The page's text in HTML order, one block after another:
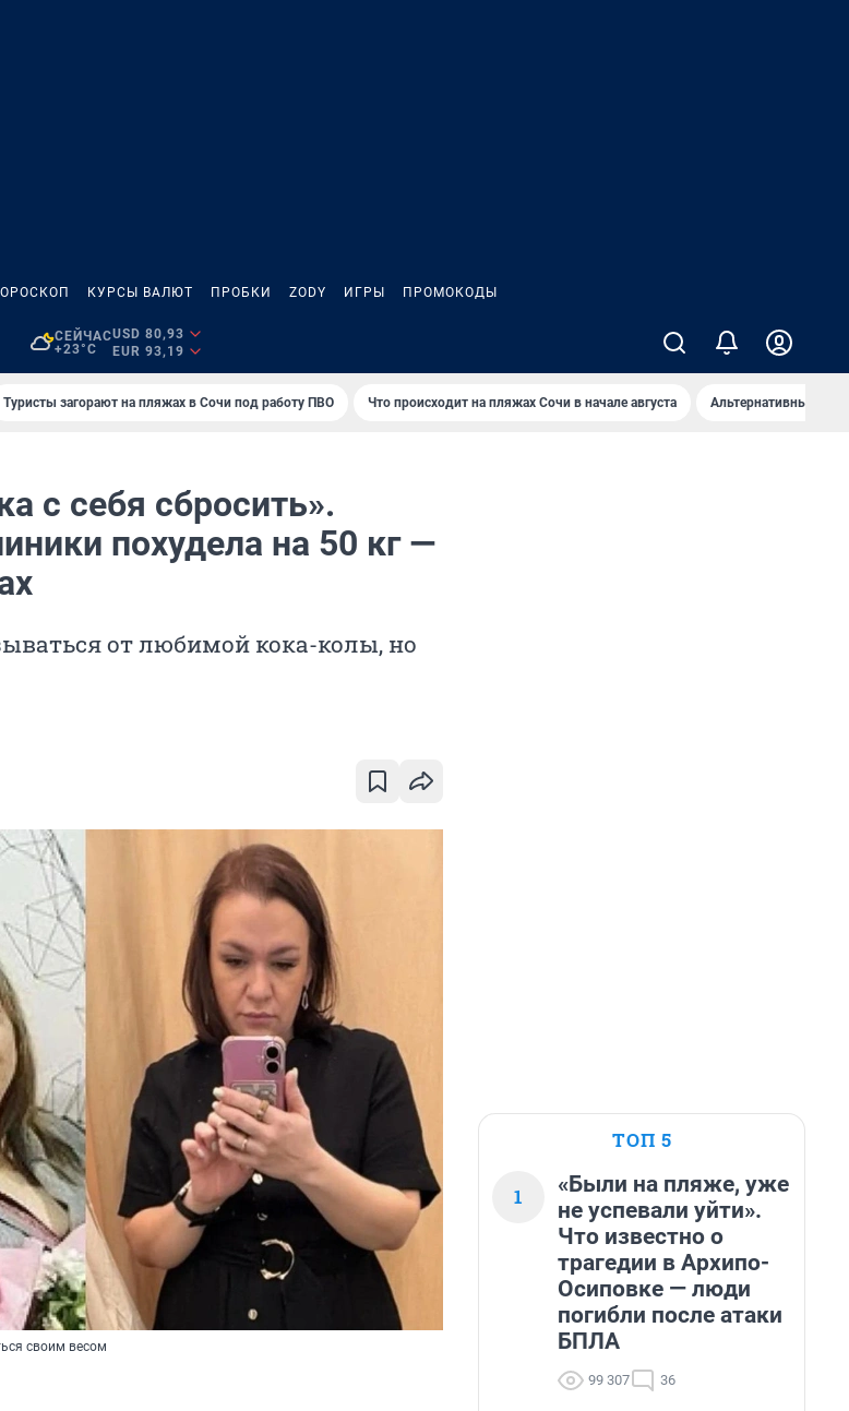
КУРСЫ ВАЛЮТ ПРОБКИ ZODY ИГРЫ ПРОМОКОДЫ
СЕЙЧАС
+23°C
USD 80,93
EUR 93,19
Туристы загорают на пляжах в Сочи под работу ПВО Что происходит на пляжах Сочи в начале августа Альтернативный
с себя сбросить».
похудела на 50 кг —
от любимой кока-колы, но
своим весом
ТОП 5
1
«Были на пляже, уже
не успевали уйти».
Что известно о
трагедии в Архипо-
Осиповке — люди
погибли после атаки
БПЛА
99 307 36